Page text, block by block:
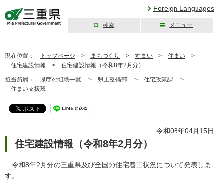
Foreign Languages
検索 メニュー
現在位置： トップページ > まちづくり > すまい > 住まい >
住宅建設情報 > 住宅建設情報（令和8年2月分）
担当所属： 県庁の組織一覧 > 県土整備部 > 住宅政策課 >
住まい支援班
令和08年04月15日
住宅建設情報（令和8年2月分）
令和8年2月分の三重県及び全国の住宅着工状況について発表しま
す。